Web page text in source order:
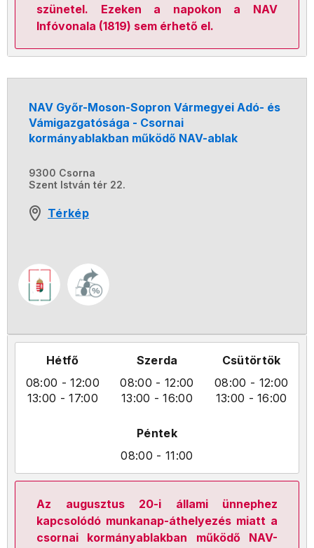
szünetel. Ezeken a napokon a NAV
Infóvonala (1819) sem érhető el.
NAV Győr-Moson-Sopron Vármegyei Adó- és
Vámigazgatósága - Csornai
kormányablakban működő NAV-ablak
9300 Csorna
Szent István tér 22.
Térkép
Hétfő
08:00 - 12:00
13:00 - 17:00
Szerda
08:00 - 12:00
13:00 - 16:00
Csütörtök
08:00 - 12:00
13:00 - 16:00
Péntek
08:00 - 11:00
Az augusztus 20-i állami ünnephez
kapcsolódó munkanap-áthelyezés miatt a
csornai kormányablakban működő NAV-